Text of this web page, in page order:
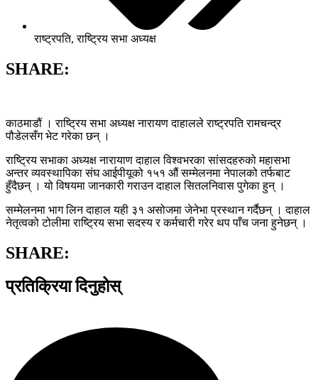
राष्ट्रपति,राष्ट्रिय सभा अध्यक्ष
SHARE:
काठमाडौं । राष्ट्रिय सभा अध्यक्ष नारायण दाहालले राष्ट्रपति रामचन्द्र
पौडेलसँग भेट गरेका छन् ।
राष्ट्रिय सभाका अध्यक्ष नारायाण दाहाल विश्वभरका सांसदहरुको महासभा
अन्तर व्यवस्थापिका संघ आईपीयूको १५१ औं सम्मेलनमा नेपालको तर्फबाट
हुँदैछन् । यो विषयमा जानकारी गराउन दाहाल सितलनिवास पुगेका हुन् ।
सम्मेलनमा भाग लिन दाहाल यही ३१ असोजमा जेनेभा प्रस्थान गर्दैछन् । दाहाल
नेतृत्वको टोलीमा राष्ट्रिय सभा सदस्य र कर्मचारी गरेर थप पाँच जना हुनेछन् ।
SHARE:
प्रतिक्रिया दिनुहोस्